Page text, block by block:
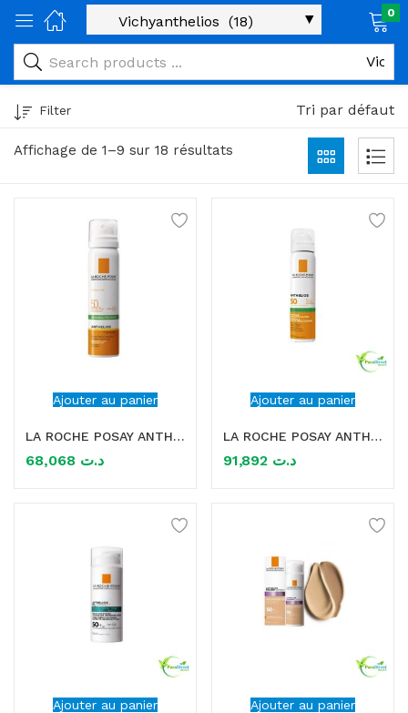
alimentaires)
médical)
0
Affichage de 1–9 sur 18 résultats
Filter Tri par défaut
Ajouter au panier
LA ROCHE POSAY ANTHELIOS ANTI-BRILLANCE BRUME FRAICHE INVISIBLE SPF 50+ 75 ML
د.ت
Ajouter au panier
LA ROCHE POSAY ANTHELIOS ANTI-BRILLANCE BRUME FRAICHE INVISIBLE SPF 50+ 75 ML
د.ت
Ajouter au panier Ajouter au panier